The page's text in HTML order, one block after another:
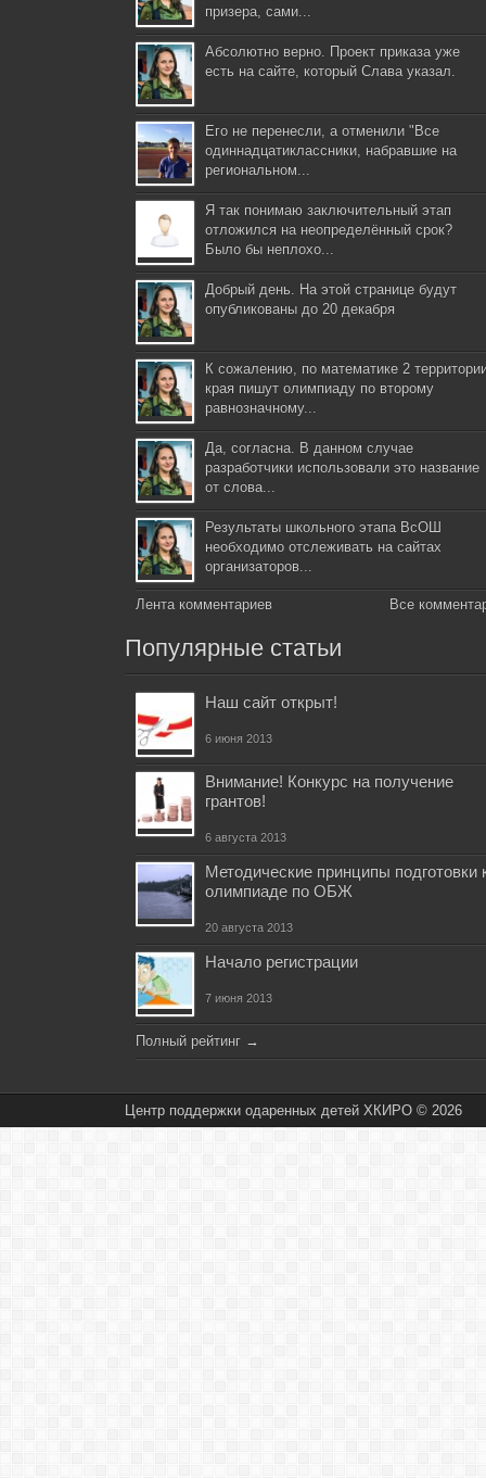
призера, сами...
Абсолютно верно. Проект приказа уже
есть на сайте, который Слава указал.
Его не перенесли, а отменили "Все
одиннадцатиклассники, набравшие на
региональном...
Я так понимаю заключительный этап
отложился на неопределённый срок?
Было бы неплохо...
Добрый день. На этой странице будут
опубликованы до 20 декабря
К сожалению, по математике 2
края пишут олимпиаду по второму
равнозначному...
Да, согласна. В данном случае
разработчики использовали это название
от слова...
Результаты школьного этапа ВсОШ
необходимо отслеживать на сайтах
организаторов...
Лента комментариев Все
Популярные статьи
Наш сайт открыт!
6 июня 2013
Внимание! Конкурс на получение
грантов!
6 августа 2013
Методические принципы подготовки
олимпиаде по ОБЖ
20 августа 2013
Начало регистрации
7 июня 2013
Полный рейтинг →
Центр поддержки одаренных детей ХКИРО © 2026